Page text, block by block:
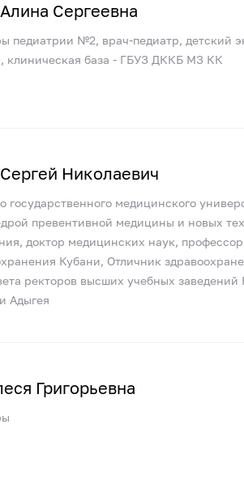
Сергеевна
педиатрии №2, врач-педиатр, детский
клиническая база - ГБУЗ ДККБ МЗ КК
Николаевич
государственного медицинского
превентивной медицины и новых
доктор медицинских наук,
Кубани, Отличник
ректоров высших учебных заведений
Адыгея
Григорьевна